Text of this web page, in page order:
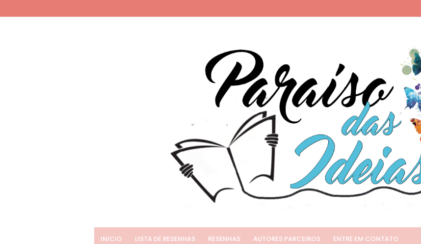
INICIO LISTA DE RESENHAS RESENHAS AUTORES PARCEIROS ENTRE EM CONTATO